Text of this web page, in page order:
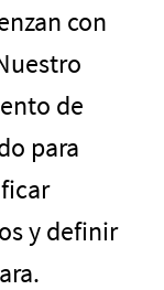
con
de
para
y definir